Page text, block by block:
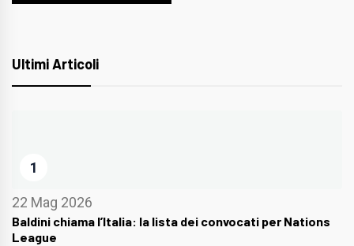
Ultimi Articoli
1
22 Mag 2026
Baldini chiama l’Italia: la lista dei convocati per Nations
League